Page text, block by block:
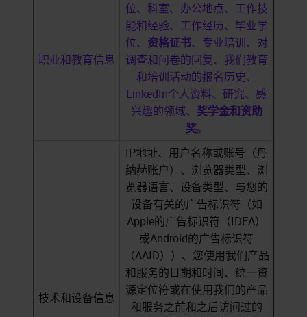
职业和教育信息
位、科室、办公地点、工作技
能和经验、工作经历、毕业学
位、 资格证书、专业培训、对
调查和问卷的回复、我们教育
和培训活动的报名历史、
LinkedIn个人资料、研究、感
兴趣的领域、 奖学金和资助
奖。
技术和设备信息
IP地址、用户名称或账号（丹
纳赫账户）、浏览器类型、浏
览器语言、设备类型、与您的
设备有关的广告标识符（如
Apple的广告标识符（IDFA）
或Android的广告标识符
（AAID））、您使用我们产品
和服务的日期和时间、统一资
源定位符或在使用我们的产品
和服务之前和之后访问过的